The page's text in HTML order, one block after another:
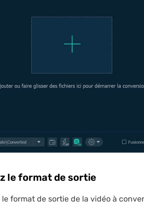
le format de sortie
format de sortie de la vidéo à